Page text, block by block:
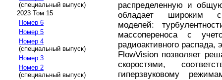
(специальный выпуск)
2023 Том 15
Номер 6
Номер 5
Номер 4
(специальный выпуск)
Номер 3
Номер 2
(специальный выпуск)
распределенную и
обладает широким
моделей:
массопереноса с
радиоактивного распада,
FlowVision позволяет
скоростями,
гиперзвуковому